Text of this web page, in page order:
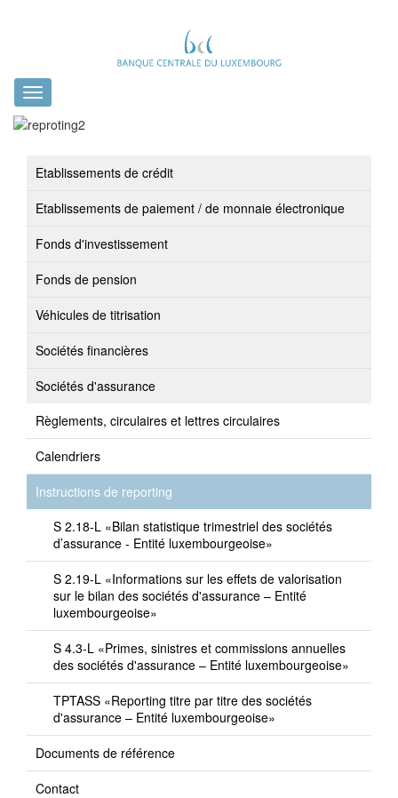
Toggle
navigation
Etablissements de crédit
Etablissements de paiement / de monnaie électronique
Fonds d'investissement
Fonds de pension
Véhicules de titrisation
Sociétés financières
Sociétés d'assurance
Règlements, circulaires et lettres circulaires
Calendriers
Instructions de reporting
S 2.18-L «Bilan statistique trimestriel des sociétés
d’assurance - Entité luxembourgeoise»
S 2.19-L «Informations sur les effets de valorisation
sur le bilan des sociétés d'assurance – Entité
luxembourgeoise»
S 4.3-L «Primes, sinistres et commissions annuelles
des sociétés d'assurance – Entité luxembourgeoise»
TPTASS «Reporting titre par titre des sociétés
d'assurance – Entité luxembourgeoise»
Documents de référence
Contact